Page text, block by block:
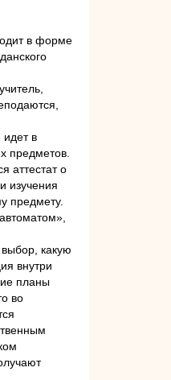
в форме
в
предметов.
аттестат о
изучения
предмету.
какую
внутри
планы
во